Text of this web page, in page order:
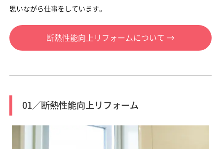
思いながら仕事をしています。
断熱性能向上リフォームについて →
01／断熱性能向上リフォーム